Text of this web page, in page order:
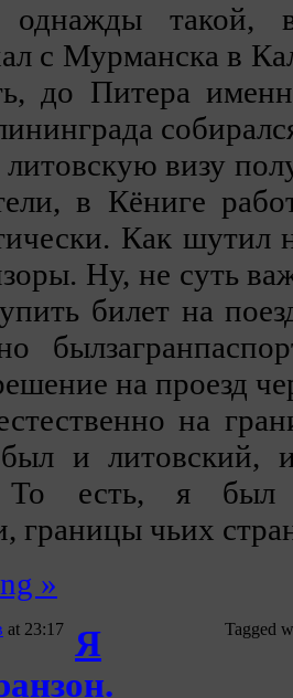
такой,
с Мурманска в
до Питера
визу
в Кёниге
Как шутил
Ну, не суть
билет на
на проезд
на
и литовский,
То есть, я был
границы чьих
»
at 23:17 Tagged
Я